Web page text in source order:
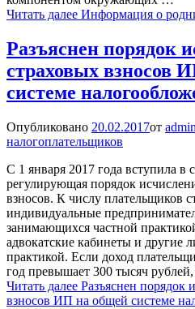
Читать далее Информация о
Разъяснен порядок
страховых взносов
системе
Опубликовано 20.02.2017от
налогоплательщиков
С 1 января 2017 года вступила
регулирующая порядок
взносов. К числу плательщиков
индивидуальные
занимающихся частной
адвокатские кабинеты и другие
практикой. Если доход
год превышает 300 тысяч
Читать далее Разъяснен порядок
взносов ИП на общей системе